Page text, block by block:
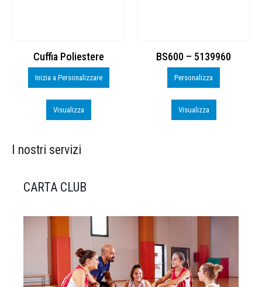
Cuffia Poliestere
Inizia a Personalizzare
Visualizza
BS600 – 5139960
Personalizza
Visualizza
I nostri servizi
CARTA CLUB